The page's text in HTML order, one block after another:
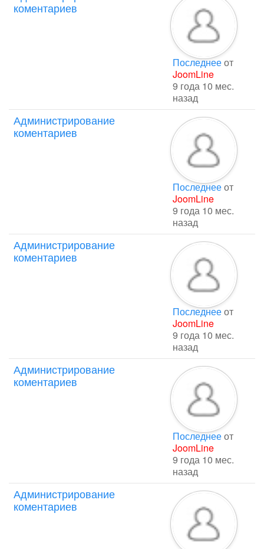
коментариев
Последнееот
JoomLine
9 года 10 мес.
назад
Администрирование
коментариев
Последнееот
JoomLine
9 года 10 мес.
назад
Администрирование
коментариев
Последнееот
JoomLine
9 года 10 мес.
назад
Администрирование
коментариев
Последнееот
JoomLine
9 года 10 мес.
назад
Администрирование
коментариев